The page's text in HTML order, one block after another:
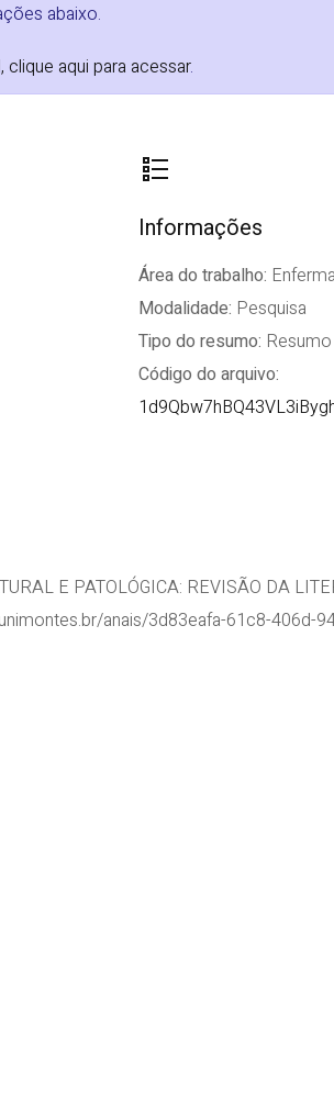
abaixo.
aqui para acessar.
Informações
Área do trabalho:
Modalidade: Pesquisa
Tipo do resumo:
Código do arquivo:
E PATOLÓGICA: REVISÃO DA
anais/3d83eafa-61c8-